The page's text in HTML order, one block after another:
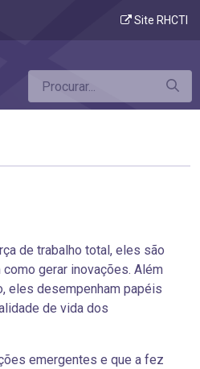
Site RHCTI
de trabalho total, eles são
gerar inovações. Além
eles desempenham papéis
de vida dos
emergentes e que a fez